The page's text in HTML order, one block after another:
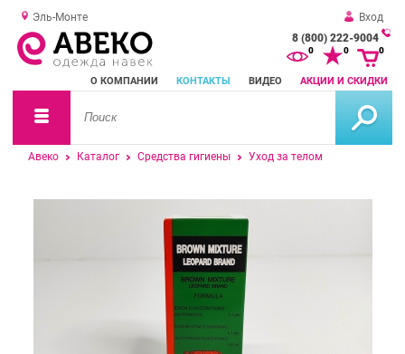
Эль-Монте
Вход
8 (800) 222-9004
О КОМПАНИИ КОНТАКТЫ ВИДЕО АКЦИИ И СКИДКИ
0 0 0
Авеко Каталог Средства гигиены Уход за телом